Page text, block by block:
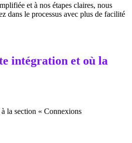
et à nos étapes claires, nous
dans le processus avec plus de facilité
intégration et où la
la section « Connexions